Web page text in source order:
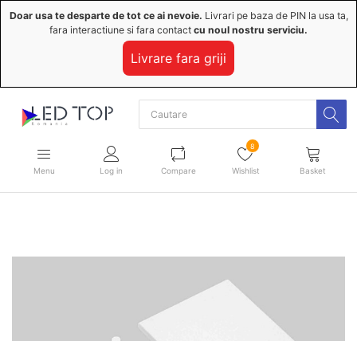
Doar usa te desparte de tot ce ai nevoie. Livrari pe baza de PIN la usa ta,
fara interactiune si fara contact cu noul nostru serviciu.
Livrare fara griji
Menu Log in Compare
8
Wishlist Basket